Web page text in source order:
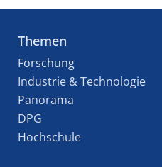
Themen
Forschung
Industrie & Technologie
Panorama
DPG
Hochschule